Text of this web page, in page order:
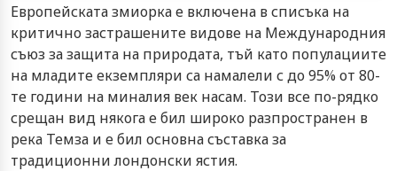
Европейската змиорка е включена в списъка на
критично застрашените видове на Международния
съюз за защита на природата, тъй като популациите
на младите екземпляри са намалели с до 95% от 80-
те години на миналия век насам. Този все по-рядко
срещан вид някога е бил широко разпространен в
река Темза и е бил основна съставка за
традиционни лондонски ястия.